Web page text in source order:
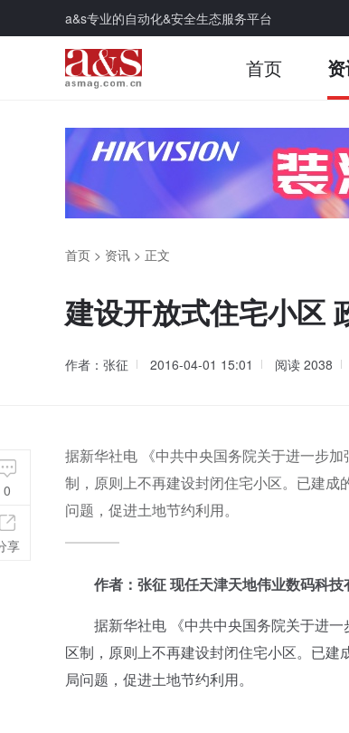
a&s专业的自动化&安全生态服务平台
首页
首页 > 资讯 > 正文
建设开放式住宅小区
作者：张征 2016-04-01 15:01 阅读 2038
据新华社电 《中共中央国务院关于进一步
制，原则上不再建设封闭住宅小区。已建
问题，促进土地节约利用。
作者：张征 现任天津天地伟业数码科技
据新华社电 《中共中央国务院关于进一
区制，原则上不再建设封闭住宅小区。已
局问题，促进土地节约利用。
0
享